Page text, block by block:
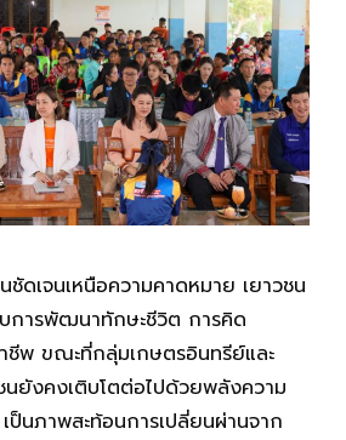
ดเจนเหนือความคาดหมาย เยาวชน
การพัฒนาทักษะชีวิต การคิด
าชีพ ขณะที่กลุ่มเกษตรอินทรีย์และ
นยังคงเติบโตต่อไปด้วยพลังความ
ป็นภาพสะท้อนการเปลี่ยนผ่านจาก